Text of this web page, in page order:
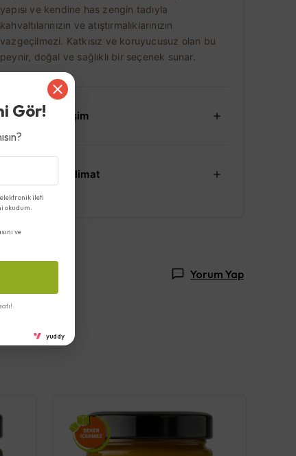
yapısı ve kendine has zengin tadıyla
kahvaltılarınızın ve atıştırmalıklarınızın
vazgeçilmezi. Katkısız ve koruyucusuz olan bu
peynir, doğal ve sağlıklı bir seçenek sunar.
İade ve Değişim
Kargo ve Teslimat
Yorum Yap
Gör!
ileti
okudum.
ve
yuddy